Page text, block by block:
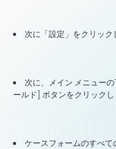
次に「設定」をクリック
次に、メイン メニュー
ールド] ボタンをクリックし
ケースフォームのすべ